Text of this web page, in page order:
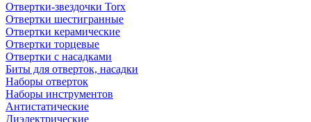
Отвертки-звездочки Torx
Отвертки шестигранные
Отвертки керамические
Отвертки торцевые
Отвертки с насадками
Биты для отверток, насадки
Наборы отверток
Наборы инструментов
Антистатические
Диэлектрические